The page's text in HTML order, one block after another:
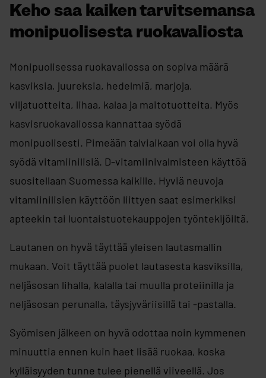
Keho saa kaiken tarvitsemansa
monipuolisesta ruokavaliosta
Monipuolisessa ruokavaliossa on sopiva määrä
kasviksia, juureksia, hedelmiä, marjoja,
viljatuotteita, lihaa, kalaa ja maitotuotteita. Myös
kasvisruokavaliossa kannattaa syödä
monipuolisesti. Pimeään talviaikaan voi olla hyvä
syödä vitamiinilisiä. D-vitamiinivalmisteen käyttöä
suositellaan Suomessa kaikille. Hyviä neuvoja
vitamiinilisien käyttöön liittyen saat esimerkiksi
apteekin tai luontaistuotekauppojen työntekijöiltä.
Lautanen on hyvä täyttää yleisen lautasmallin
mukaan. Voit täyttää puolet lautasesta kasviksilla,
neljäsosan lihalla, kalalla tai muulla proteiinilla ja
neljäsosan perunalla, täysjyväriisillä tai -pastalla.
Syömisen jälkeen on hyvä odottaa noin kymmenen
minuuttia ennen kuin haet lisää ruokaa, koska
kylläisyyden tunne tulee pienellä viiveellä. Jos